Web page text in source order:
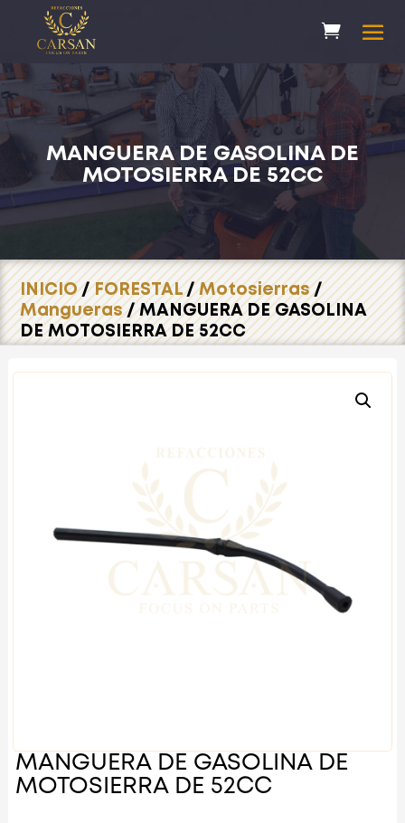
MANGUERA DE GASOLINA DE
MOTOSIERRA DE 52CC
INICIO/FORESTAL/Motosierras/
Mangueras/ MANGUERA DE GASOLINA
DE MOTOSIERRA DE 52CC
MANGUERA DE GASOLINA DE
MOTOSIERRA DE 52CC